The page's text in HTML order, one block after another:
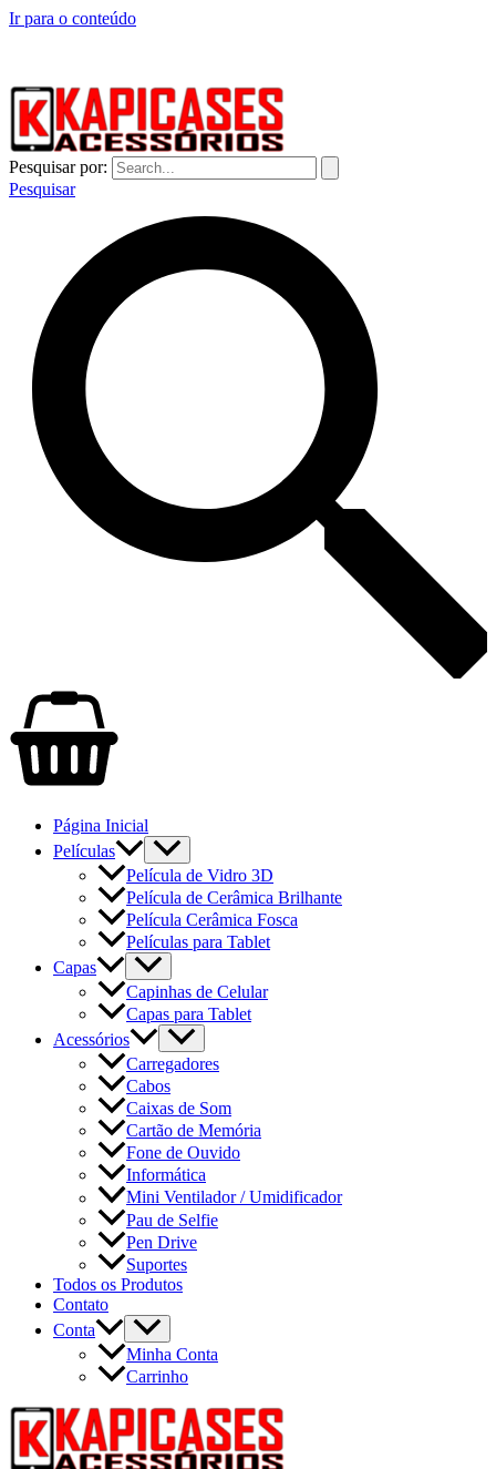
Ir para o conteúdo
Pesquisar por:
Pesquisar
Página Inicial
Películas
Película de Vidro 3D
Película de Cerâmica Brilhante
Película Cerâmica Fosca
Películas para Tablet
Capas
Capinhas de Celular
Capas para Tablet
Acessórios
Carregadores
Cabos
Caixas de Som
Cartão de Memória
Fone de Ouvido
Informática
Mini Ventilador / Umidificador
Pau de Selfie
Pen Drive
Suportes
Todos os Produtos
Contato
Conta
Minha Conta
Carrinho